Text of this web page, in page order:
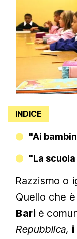
INDICE
"Ai
"La
Razzismo o
Quello che
Bari è
Repubblica,